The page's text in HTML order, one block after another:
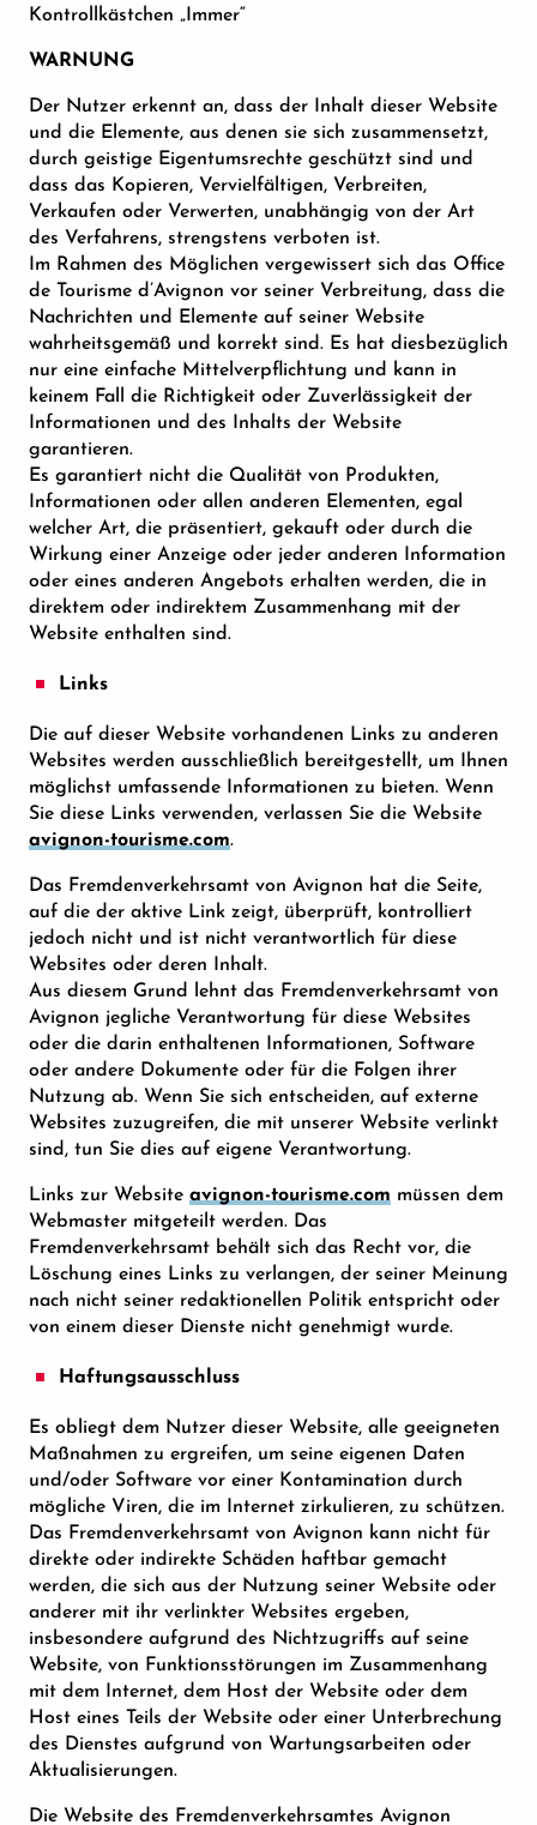
Kontrollkästchen „Immer“
WARNUNG
Der Nutzer erkennt an, dass der Inhalt dieser Website
und die Elemente, aus denen sie sich zusammensetzt,
durch geistige Eigentumsrechte geschützt sind und
dass das Kopieren, Vervielfältigen, Verbreiten,
Verkaufen oder Verwerten, unabhängig von der Art
des Verfahrens, strengstens verboten ist.
Im Rahmen des Möglichen vergewissert sich das Office
de Tourisme d’Avignon vor seiner Verbreitung, dass die
Nachrichten und Elemente auf seiner Website
wahrheitsgemäß und korrekt sind. Es hat diesbezüglich
nur eine einfache Mittelverpflichtung und kann in
keinem Fall die Richtigkeit oder Zuverlässigkeit der
Informationen und des Inhalts der Website
garantieren.
Es garantiert nicht die Qualität von Produkten,
Informationen oder allen anderen Elementen, egal
welcher Art, die präsentiert, gekauft oder durch die
Wirkung einer Anzeige oder jeder anderen Information
oder eines anderen Angebots erhalten werden, die in
direktem oder indirektem Zusammenhang mit der
Website enthalten sind.
Links
Die auf dieser Website vorhandenen Links zu anderen
Websites werden ausschließlich bereitgestellt, um Ihnen
möglichst umfassende Informationen zu bieten. Wenn
Sie diese Links verwenden, verlassen Sie die Website
avignon-tourisme.com.
Das Fremdenverkehrsamt von Avignon hat die Seite,
auf die der aktive Link zeigt, überprüft, kontrolliert
jedoch nicht und ist nicht verantwortlich für diese
Websites oder deren Inhalt.
Aus diesem Grund lehnt das Fremdenverkehrsamt von
Avignon jegliche Verantwortung für diese Websites
oder die darin enthaltenen Informationen, Software
oder andere Dokumente oder für die Folgen ihrer
Nutzung ab. Wenn Sie sich entscheiden, auf externe
Websites zuzugreifen, die mit unserer Website verlinkt
sind, tun Sie dies auf eigene Verantwortung.
Links zur Website avignon-tourisme.com müssen dem
Webmaster mitgeteilt werden. Das
Fremdenverkehrsamt behält sich das Recht vor, die
Löschung eines Links zu verlangen, der seiner Meinung
nach nicht seiner redaktionellen Politik entspricht oder
von einem dieser Dienste nicht genehmigt wurde.
Haftungsausschluss
Es obliegt dem Nutzer dieser Website, alle geeigneten
Maßnahmen zu ergreifen, um seine eigenen Daten
und/oder Software vor einer Kontamination durch
mögliche Viren, die im Internet zirkulieren, zu schützen.
Das Fremdenverkehrsamt von Avignon kann nicht für
direkte oder indirekte Schäden haftbar gemacht
werden, die sich aus der Nutzung seiner Website oder
anderer mit ihr verlinkter Websites ergeben,
insbesondere aufgrund des Nichtzugriffs auf seine
Website, von Funktionsstörungen im Zusammenhang
mit dem Internet, dem Host der Website oder dem
Host eines Teils der Website oder einer Unterbrechung
des Dienstes aufgrund von Wartungsarbeiten oder
Aktualisierungen.
Die Website des Fremdenverkehrsamtes Avignon